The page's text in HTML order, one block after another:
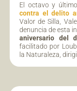
El octavo y
contra el delito
Valor de Silla,
denuncia de esta
aniversario del
facilitado por
la Naturaleza,